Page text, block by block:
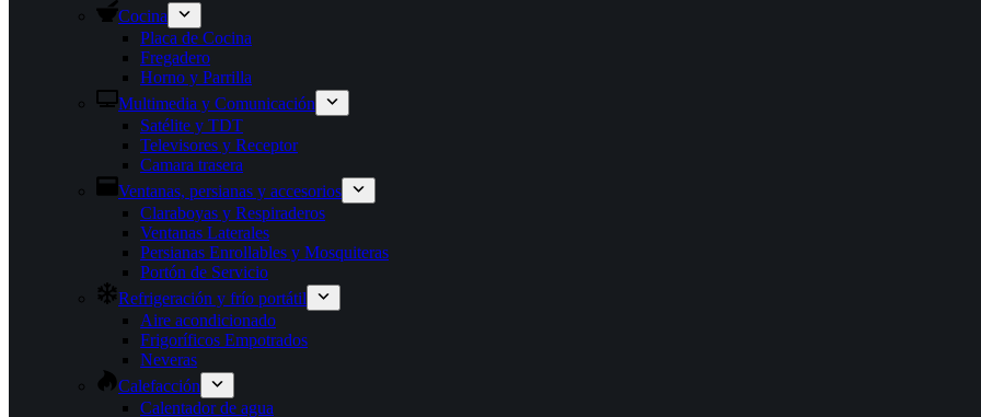
Cocina
Placa de Cocina
Fregadero
Horno y Parrilla
Multimedia y Comunicación
Satélite y TDT
Televisores y Receptor
Camara trasera
Ventanas, persianas y accesorios
Claraboyas y Respiraderos
Ventanas Laterales
Persianas Enrollables y Mosquiteras
Portón de Servicio
Refrigeración y frío portátil
Aire acondicionado
Frigoríficos Empotrados
Neveras
Calefacción
Calentador de agua